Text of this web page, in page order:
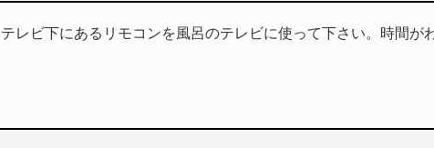
テレビ下にあるリモコンを風呂のテレビに使って下さい。時間が